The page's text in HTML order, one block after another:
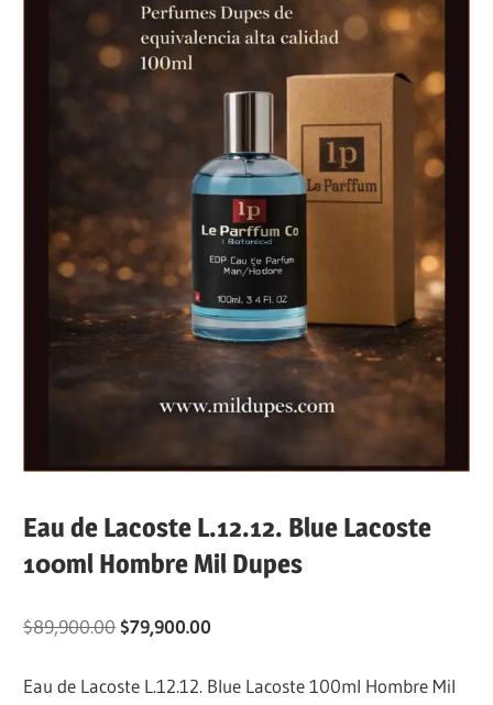
Eau de Lacoste L.12.12. Blue Lacoste
100ml Hombre Mil Dupes
$89,900.00$79,900.00
Eau de Lacoste L.12.12. Blue Lacoste 100ml Hombre Mil